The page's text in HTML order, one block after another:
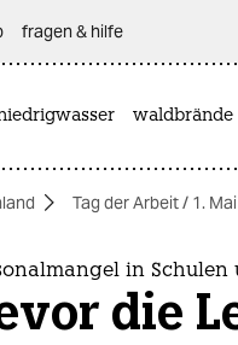
fragen & hilfe
waldbrände
Tag der Arbeit / 1. Mai
in Schulen
die